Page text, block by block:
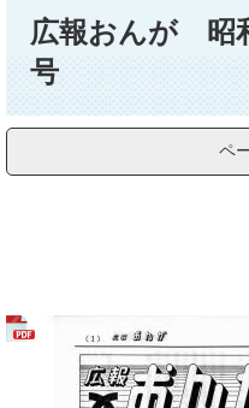
広報おんが 昭
号
ペ